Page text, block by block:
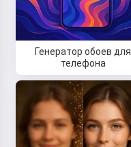
Генератор обоев для
телефона